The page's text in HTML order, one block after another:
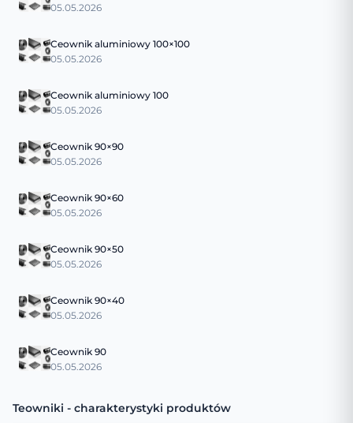
05.05.2026
Ceownik aluminiowy 100×100
05.05.2026
Ceownik aluminiowy 100
05.05.2026
Ceownik 90×90
05.05.2026
Ceownik 90×60
05.05.2026
Ceownik 90×50
05.05.2026
Ceownik 90×40
05.05.2026
Ceownik 90
05.05.2026
Teowniki - charakterystyki produktów